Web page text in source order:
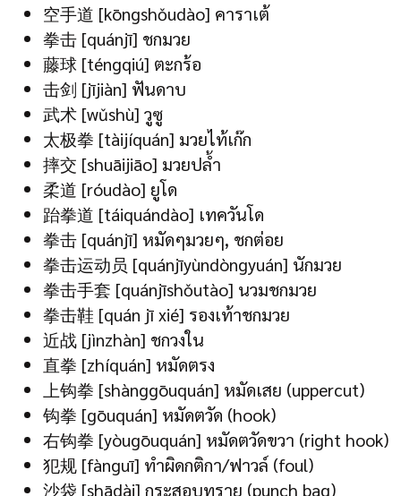
空手道 [kōngshǒudào] คาราเต้
拳击 [quánjī] ชกมวย
藤球 [téngqiú] ตะกร้อ
击剑 [jījiàn] ฟันดาบ
武术 [wǔshù] วูซู
太极拳 [tàijíquán] มวยไท้เก๊ก
摔交 [shuāijiāo] มวยปล้ำ
柔道 [róudào] ยูโด
跆拳道 [táiquándào] เทควันโด
拳击 [quánjī] หมัดๆมวยๆ, ชกต่อย
拳击运动员 [quánjīyùndòngyuán] นักมวย
拳击手套 [quánjīshǒutào] นวมชกมวย
拳击鞋 [quán jī xié] รองเท้าชกมวย
近战 [jìnzhàn] ชกวงใน
直拳 [zhíquán] หมัดตรง
上钩拳 [shànggōuquán] หมัดเสย (uppercut)
钩拳 [gōuquán] หมัดตวัด (hook)
右钩拳 [yòugōuquán] หมัดตวัดขวา (right hook)
犯规 [fànguī] ทำผิดกติกา/ฟาวล์ (foul)
沙袋 [shādài] กระสอบทราย (punch bag)